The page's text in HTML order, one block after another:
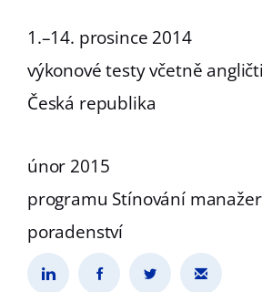
1.–14. prosince 2014
výkonové testy včetně
Česká republika
únor 2015
programu Stínování
poradenství